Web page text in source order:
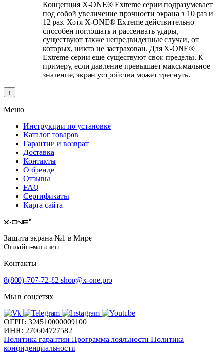
Концепция X-ONE® Extreme серии подразумевает
под собой увеличение прочности экрана в 10 раз и
12 раз. Хотя X-ONE® Extreme действительно
способен поглощать и рассеивать удары,
существуют также непредвиденные случаи, от
которых, никто не застрахован. Для X-ONE®
Extreme серии еще существуют свои пределы. К
примеру, если давление превышает максимальное
значение, экран устройства может треснуть.
↑
Меню
Инструкции по установке
Каталог товаров
Гарантии и возврат
Доставка
Контакты
О бренде
Отзывы
FAQ
Сертификаты
Карта сайта
Защита экрана №1 в Мире
Онлайн-магазин
Контакты
8(800)-707-72-82 shop@x-one.pro
Мы в соцсетях
ОГРН: 324510000009100
ИНН: 270604727582
Политика гарантии Программа лояльности Политика
конфиденциальности